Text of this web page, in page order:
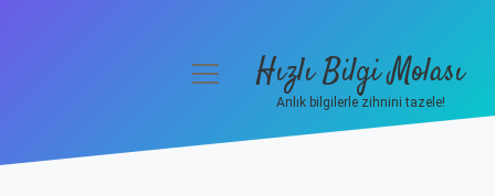
menüyüHızlı Bilgi Molası
Anlık bilgilerle zihnini tazele!